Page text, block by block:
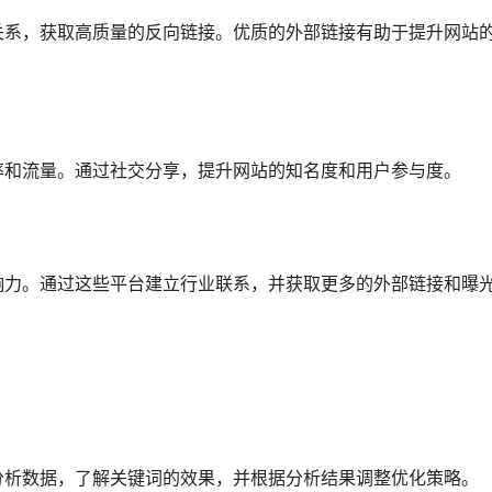
，获取高质量的反向链接。优质的外部链接有助于提升网站
流量。通过社交分享，提升网站的知名度和用户参与度。
。通过这些平台建立行业联系，并获取更多的外部链接和曝
数据，了解关键词的效果，并根据分析结果调整优化策略。